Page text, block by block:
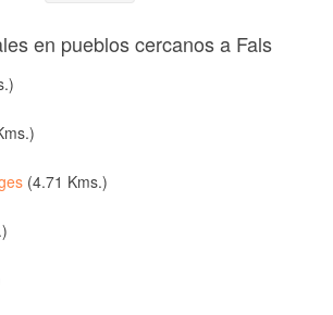
en pueblos cercanos a Fals
(4.71 Kms.)